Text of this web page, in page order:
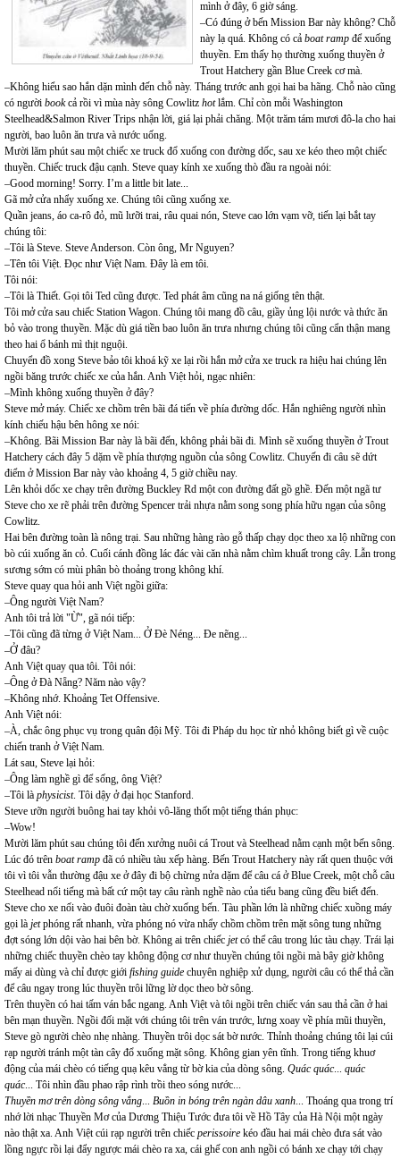
mình ở đây, 6 giờ sáng.
–Có đúng ở bến Mission Bar này không? Chỗ
này lạ quá. Không có cả boat ramp để xuống
thuyền. Em thấy họ thường xuống thuyền ở
Trout Hatchery gần Blue Creek cơ mà.
–Không hiểu sao hắn dặn mình đến chỗ này. Tháng trước anh gọi hai ba hãng. Chỗ nào cũng
có người bookcả rồi vì mùa này sông Cowlitz hotlắm. Chỉ còn mỗi Washington
Steelhead&Salmon River Trips nhận lời, giá lại phải chăng. Một trăm tám mươi đô-la cho hai
người, bao luôn ăn trưa và nước uống.
Mười lăm phút sau một chiếc xe truck đổ xuống con đường dốc, sau xe kéo theo một chiếc
thuyền. Chiếc truck đậu cạnh. Steve quay kính xe xuống thò đầu ra ngoài nói:
–Good morning! Sorry. I’m a little bit late...
Gã mở cửa nhẩy xuống xe. Chúng tôi cũng xuống xe.
Quần jeans, áo ca-rô đỏ, mũ lưỡi trai, râu quai nón, Steve cao lớn vạm vỡ, tiến lại bắt tay
chúng tôi:
–Tôi là Steve. Steve Anderson. Còn ông, Mr Nguyen?
–Tên tôi Việt. Đọc như Việt Nam. Đây là em tôi.
Tôi nói:
–Tôi là Thiết. Gọi tôi Ted cũng được. Ted phát âm cũng na ná giống tên thật.
Tôi mở cửa sau chiếc Station Wagon. Chúng tôi mang đồ câu, giầy ủng lội nước và thức ăn
bỏ vào trong thuyền. Mặc dù giá tiền bao luôn ăn trưa nhưng chúng tôi cũng cẩn thận mang
theo hai ổ bánh mì thịt nguội.
Chuyển đồ xong Steve bảo tôi khoá kỹ xe lại rồi hắn mở cửa xe truck ra hiệu hai chúng lên
ngồi băng trước chiếc xe của hắn. Anh Việt hỏi, ngạc nhiên:
–Mình không xuống thuyền ở đây?
Steve mở máy. Chiếc xe chồm trên bãi đá tiến về phía đường dốc. Hắn nghiêng người nhìn
kính chiếu hậu bên hông xe nói:
–Không. Bãi Mission Bar này là bãi đến, không phải bãi đi. Mình sẽ xuống thuyền ở Trout
Hatchery cách đây 5 dặm về phía thượng nguồn của sông Cowlitz. Chuyến đi câu sẽ dứt
điểm ở Mission Bar này vào khoảng 4, 5 giờ chiều nay.
Lên khỏi dốc xe chạy trên đường Buckley Rd một con đường đất gồ ghề. Đến một ngã tư
Steve cho xe rẽ phải trên đường Spencer trải nhựa nằm song song phía hữu ngạn của sông
Cowlitz.
Hai bên đường toàn là nông trại. Sau những hàng rào gỗ thấp chạy dọc theo xa lộ những con
bò cúi xuống ăn cỏ. Cuối cánh đồng lác đác vài căn nhà nằm chìm khuất trong cây. Lẫn trong
sương sớm có mùi phân bò thoảng trong không khí.
Steve quay qua hỏi anh Việt ngồi giữa:
–Ông người Việt Nam?
Anh tôi trả lời "Ừ", gã nói tiếp:
–Tôi cũng đã từng ở Việt Nam... Ở Đè Néng... Đe nẽng...
–Ở đâu?
Anh Việt quay qua tôi. Tôi nói:
–Ông ở Đà Nẵng? Năm nào vậy?
–Không nhớ. Khoảng Tet Offensive.
Anh Việt nói:
–À, chắc ông phục vụ trong quân đội Mỹ. Tôi đi Pháp du học từ nhỏ không biết gì về cuộc
chiến tranh ở Việt Nam.
Lát sau, Steve lại hỏi:
–Ông làm nghề gì để sống, ông Việt?
–Tôi là physicist. Tôi dậy ở đại học Stanford.
Steve ưỡn người buông hai tay khỏi vô-lăng thốt một tiếng thán phục:
–Wow!
Mười lăm phút sau chúng tôi đến xưởng nuôi cá Trout và Steelhead nằm cạnh một bến sông.
Lúc đó trên boat ramp đã có nhiều tàu xếp hàng. Bến Trout Hatchery này rất quen thuộc với
tôi vì tôi vẫn thường đậu xe ở đây đi bộ chừng nửa dặm để câu cá ở Blue Creek, một chỗ câu
Steelhead nổi tiếng mà bất cứ một tay câu rành nghề nào của tiểu bang cũng đều biết đến.
Steve cho xe nối vào đuôi đoàn tàu chờ xuống bến. Tàu phần lớn là những chiếc xuồng máy
gọi là jetphóng rất nhanh, vừa phóng nó vừa nhẩy chồm chồm trên mặt sông tung những
đợt sóng lớn dội vào hai bên bờ. Không ai trên chiếc jetcó thể câu trong lúc tàu chạy. Trái lại
những chiếc thuyền chèo tay không động cơ như thuyền chúng tôi ngồi mà bây giờ không
mấy ai dùng và chỉ được giới fishing guide chuyên nghiệp xử dụng, người câu có thể thả cần
để câu ngay trong lúc thuyền trôi lững lờ dọc theo bờ sông.
Trên thuyền có hai tấm ván bắc ngang. Anh Việt và tôi ngồi trên chiếc ván sau thả cần ở hai
bên mạn thuyền. Ngồi đối mặt với chúng tôi trên ván trước, lưng xoay về phía mũi thuyền,
Steve gò người chèo nhẹ nhàng. Thuyền trôi dọc sát bờ nước. Thỉnh thoảng chúng tôi lại cúi
rạp người tránh một tàn cây đổ xuống mặt sông. Không gian yên tĩnh. Trong tiếng khuơ
động của mái chèo có tiếng quạ kêu vẳng từ bờ kia của dòng sông. Quác quác... quác
quác... Tôi nhìn đầu phao rập rình trồi theo sóng nước...
Thuyền mơ trên dòng sông vắng... Buồn in bóng trên ngàn dâu xanh... Thoáng qua trong trí
nhớ lời nhạc Thuyền Mơ của Dương Thiệu Tước đưa tôi về Hồ Tây của Hà Nội một ngày
nào thật xa. Anh Việt cúi rạp người trên chiếc perissoire kéo đầu hai mái chèo đưa sát vào
lồng ngực rồi lại đẩy ngược mái chèo ra xa, cái ghế con anh ngồi có bánh xe chạy tới chạy